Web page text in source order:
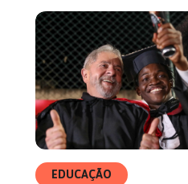
EDUCAÇÃO